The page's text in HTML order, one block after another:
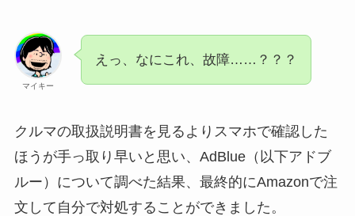
マイキー
えっ、なにこれ、故障……？？？
クルマの取扱説明書を見るよりスマホで確認した
ほうが手っ取り早いと思い、AdBlue（以下アドブ
ルー）について調べた結果、最終的にAmazonで注
文して自分で対処することができました。